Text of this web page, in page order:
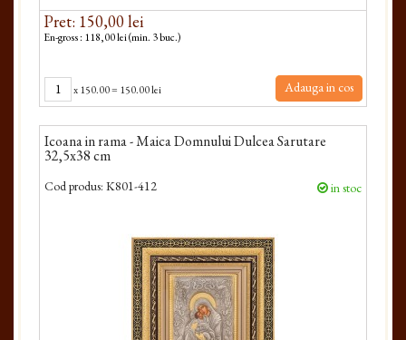
Pret: 150,00 lei
En-gross : 118,00 lei (min. 3 buc.)
x150.00= 150.00 lei Adauga in cos
Icoana in rama - Maica Domnului Dulcea Sarutare
32,5x38 cm
Cod produs: K801-412 in stoc